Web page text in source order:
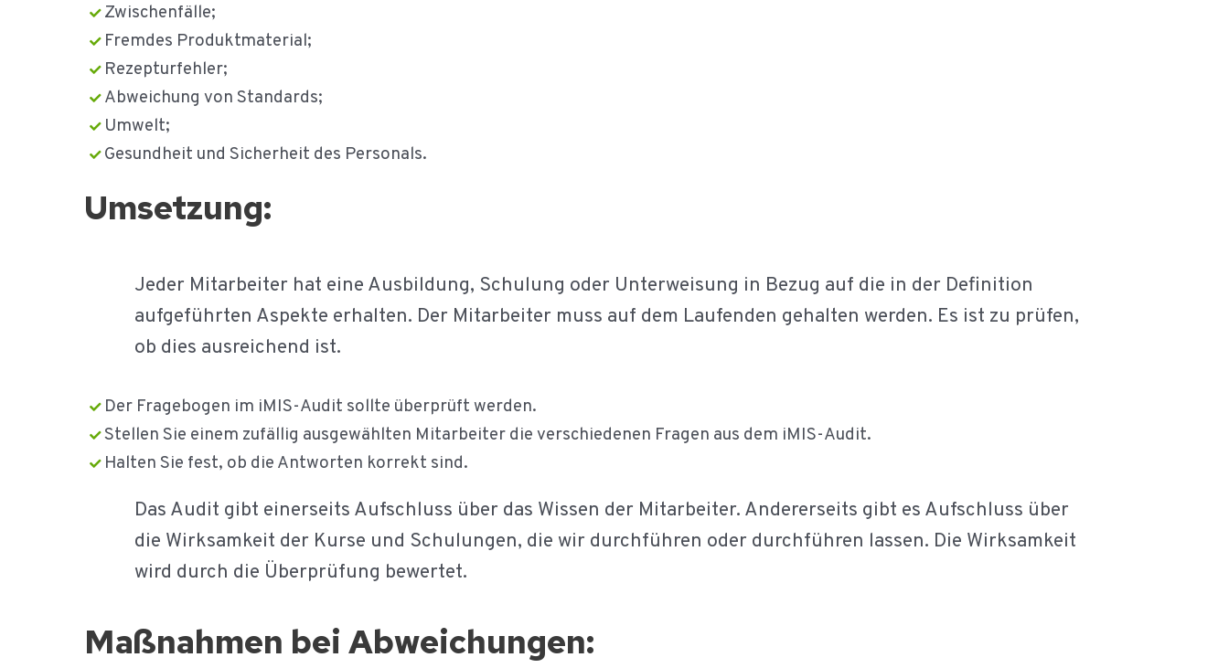
Zwischenfälle;
Fremdes Produktmaterial;
Rezepturfehler;
Abweichung von Standards;
Umwelt;
Gesundheit und Sicherheit des Personals.
Umsetzung:
Jeder Mitarbeiter hat eine Ausbildung, Schulung oder Unterweisung in Bezug auf die in der Definition
aufgeführten Aspekte erhalten. Der Mitarbeiter muss auf dem Laufenden gehalten werden. Es ist zu prüfen,
ob dies ausreichend ist.
Der Fragebogen im iMIS-Audit sollte überprüft werden.
Stellen Sie einem zufällig ausgewählten Mitarbeiter die verschiedenen Fragen aus dem iMIS-Audit.
Halten Sie fest, ob die Antworten korrekt sind.
Das Audit gibt einerseits Aufschluss über das Wissen der Mitarbeiter. Andererseits gibt es Aufschluss über
die Wirksamkeit der Kurse und Schulungen, die wir durchführen oder durchführen lassen. Die Wirksamkeit
wird durch die Überprüfung bewertet.
Maßnahmen bei Abweichungen: